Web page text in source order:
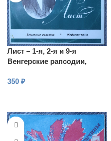
Лист – 1-я, 2-я и 9-я
Венгерские рапсодии,
350 ₽